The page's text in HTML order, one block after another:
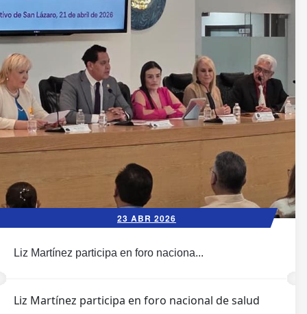
23 ABR 2026
Liz Martínez participa en foro naciona...
Liz Martínez participa en foro nacional de salud